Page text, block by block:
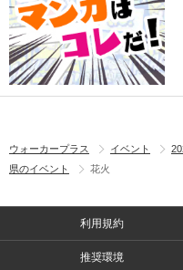
ウォーカープラス イベント
県のイベント
花火
利用規約
推奨環境